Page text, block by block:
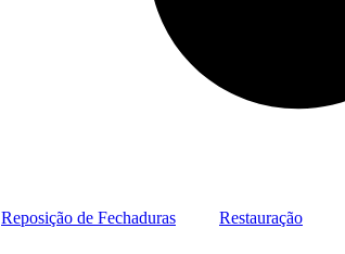
Reposição de Fechaduras Restauração